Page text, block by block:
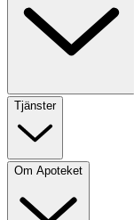
Tjänster
Om Apoteket